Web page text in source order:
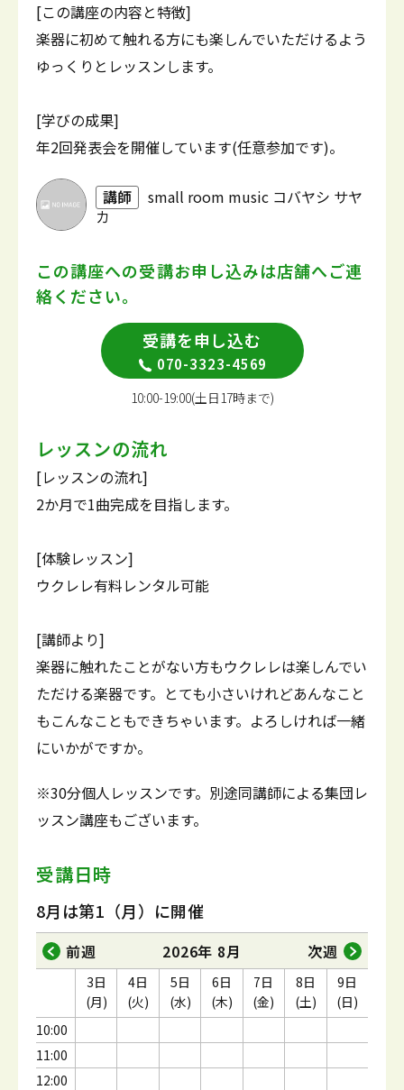
[この講座の内容と特徴]
楽器に初めて触れる方にも楽しんでいただけるよう
ゆっくりとレッスンします。
[学びの成果]
年2回発表会を開催しています(任意参加です)。
講師
small room music コバヤシ サヤ
カ
この講座への受講お申し込みは店舗へご連
絡ください。
受講を申し込む
070-3323-4569
10:00-19:00(土日17時まで)
レッスンの流れ
[レッスンの流れ]
2か月で1曲完成を目指します。
[体験レッスン]
ウクレレ有料レンタル可能
[講師より]
楽器に触れたことがない方もウクレレは楽しんでい
ただける楽器です。とても小さいけれどあんなこと
もこんなこともできちゃいます。よろしければ一緒
にいかがですか。
※30分個人レッスンです。別途同講師による集団レ
ッスン講座もございます。
受講日時
8月は第1（月）に開催
前週 2026年 8月 次週
10:00
11:00
12:00
3日
(月)
4日
(火)
5日
(水)
6日
(木)
7日
(金)
8日
(土)
9日
(日)